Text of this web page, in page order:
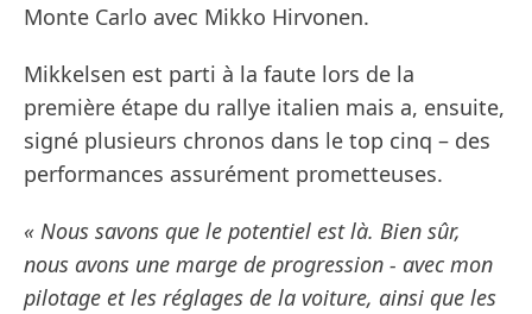
Monte Carlo avec Mikko Hirvonen.
Mikkelsen est parti à la faute lors de la
première étape du rallye italien mais a, ensuite,
signé plusieurs chronos dans le top cinq – des
performances assurément prometteuses.
« Nous savons que le potentiel est là. Bien sûr,
nous avons une marge de progression - avec mon
pilotage et les réglages de la voiture, ainsi que les